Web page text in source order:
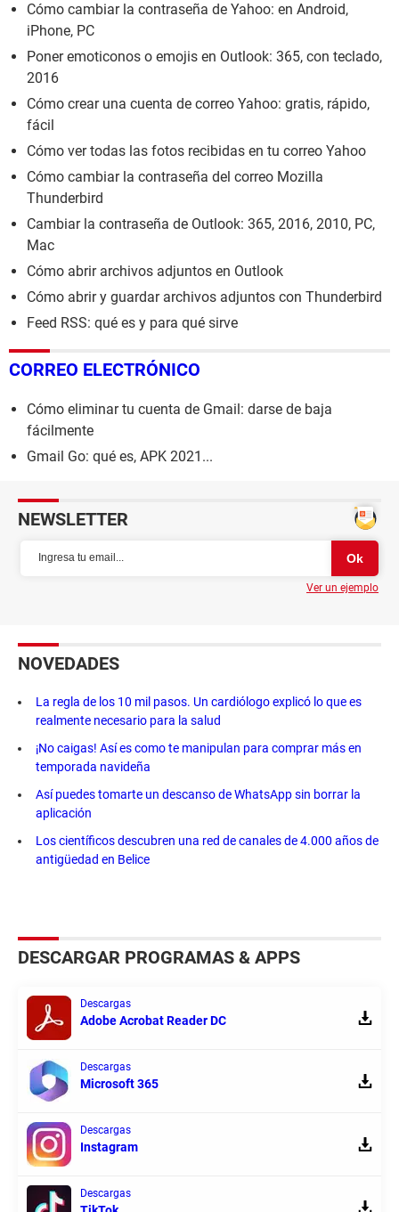
Cómo cambiar la contraseña de Yahoo: en Android,
iPhone, PC
Poner emoticonos o emojis en Outlook: 365, con teclado,
2016
Cómo crear una cuenta de correo Yahoo: gratis, rápido,
fácil
Cómo ver todas las fotos recibidas en tu correo Yahoo
Cómo cambiar la contraseña del correo Mozilla
Thunderbird
Cambiar la contraseña de Outlook: 365, 2016, 2010, PC,
Mac
Cómo abrir archivos adjuntos en Outlook
Cómo abrir y guardar archivos adjuntos con Thunderbird
Feed RSS: qué es y para qué sirve
CORREO ELECTRÓNICO
Cómo eliminar tu cuenta de Gmail: darse de baja
fácilmente
Gmail Go: qué es, APK 2021...
NEWSLETTER
Ver un ejemplo
NOVEDADES
La regla de los 10 mil pasos. Un cardiólogo explicó lo que es
realmente necesario para la salud
¡No caigas! Así es como te manipulan para comprar más en
temporada navideña
Así puedes tomarte un descanso de WhatsApp sin borrar la
aplicación
Los científicos descubren una red de canales de 4.000 años de
antigüedad en Belice
DESCARGAR PROGRAMAS & APPS
Descargas
Adobe Acrobat Reader DC
Descargas
Microsoft 365
Descargas
Instagram
Descargas